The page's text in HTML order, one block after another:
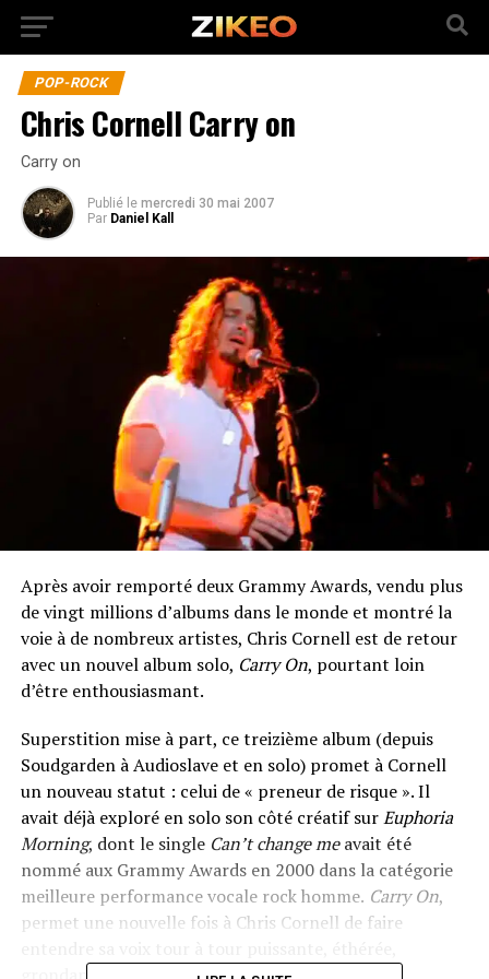
POP-ROCK
Chris Cornell Carry on
Carry on
Publié le mercredi 30 mai 2007
Par Daniel Kall
Après avoir remporté deux Grammy Awards, vendu plus
de vingt millions d’albums dans le monde et montré la
voie à de nombreux artistes, Chris Cornell est de retour
avec un nouvel album solo, Carry On, pourtant loin
d’être enthousiasmant.
Superstition mise à part, ce treizième album (depuis
Soudgarden à Audioslave et en solo) promet à Cornell
un nouveau statut : celui de « preneur de risque ». Il
avait déjà exploré en solo son côté créatif surEuphoria
Morning, dont le single Can’t change meavait été
nommé aux Grammy Awards en 2000 dans la catégorie
meilleure performance vocale rock homme. Carry On,
permet une nouvelle fois à Chris Cornell de faire